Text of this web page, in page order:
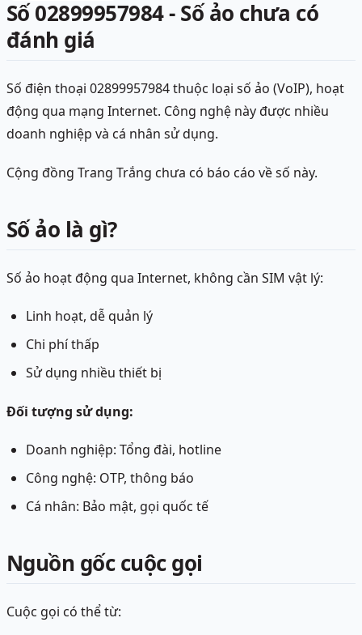
Số 02899957984 - Số ảo chưa có
đánh giá
Số điện thoại 02899957984 thuộc loại số ảo (VoIP), hoạt
động qua mạng Internet. Công nghệ này được nhiều
doanh nghiệp và cá nhân sử dụng.
Cộng đồng Trang Trắng chưa có báo cáo về số này.
Số ảo là gì?
Số ảo hoạt động qua Internet, không cần SIM vật lý:
Linh hoạt, dễ quản lý
Chi phí thấp
Sử dụng nhiều thiết bị
Đối tượng sử dụng:
Doanh nghiệp: Tổng đài, hotline
Công nghệ: OTP, thông báo
Cá nhân: Bảo mật, gọi quốc tế
Nguồn gốc cuộc gọi
Cuộc gọi có thể từ: